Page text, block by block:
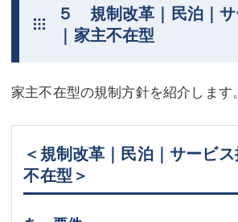
５ 規制改革｜民泊｜
｜家主不在型
家主不在型の規制方針を紹介します。
＜規制改革｜民泊｜サービ
不在型＞